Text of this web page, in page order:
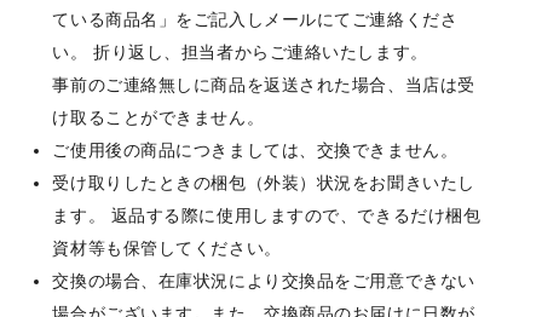
ている商品名」をご記入しメールにてご連絡くださ
い。 折り返し、担当者からご連絡いたします。
事前のご連絡無しに商品を返送された場合、当店は受
け取ることができません。
ご使用後の商品につきましては、交換できません。
受け取りしたときの梱包（外装）状況をお聞きいたし
ます。 返品する際に使用しますので、できるだけ梱包
資材等も保管してください。
交換の場合、在庫状況により交換品をご用意できない